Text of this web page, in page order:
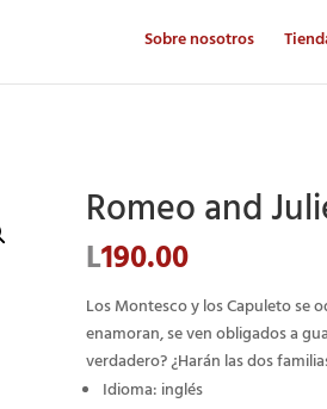
Sobre nosotros
Romeo and
L190.00
Los Montesco y los Capuleto se
enamoran, se ven obligados a
verdadero? ¿Harán las dos
Idioma: inglés